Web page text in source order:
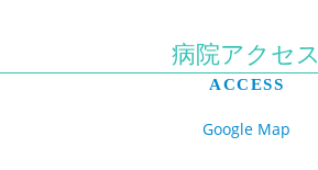
病院アクセス
ACCESS
Google Map